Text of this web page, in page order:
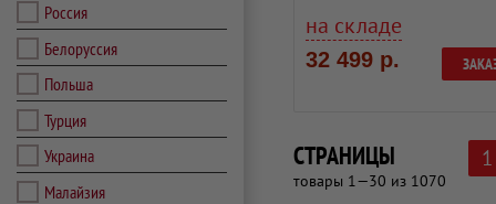
Россия
Белоруссия
Польша
Турция
Украина
Малайзия
на складе
32 499 р.
СТРАНИЦЫ
товары 1—30 из 1070
1